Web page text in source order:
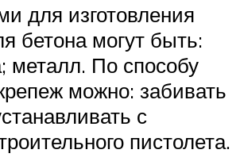
для изготовления
бетона могут быть:
металл. По способу
можно: забивать
с
пистолета.